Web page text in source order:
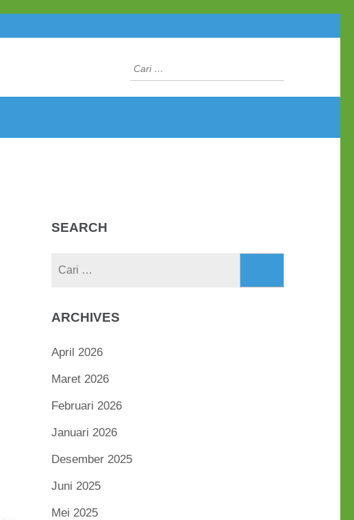
Cari
untuk:
SEARCH
ARCHIVES
April 2026
Maret 2026
Februari 2026
Januari 2026
Desember 2025
Juni 2025
Mei 2025